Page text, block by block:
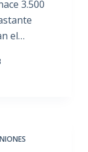
3.500
el…